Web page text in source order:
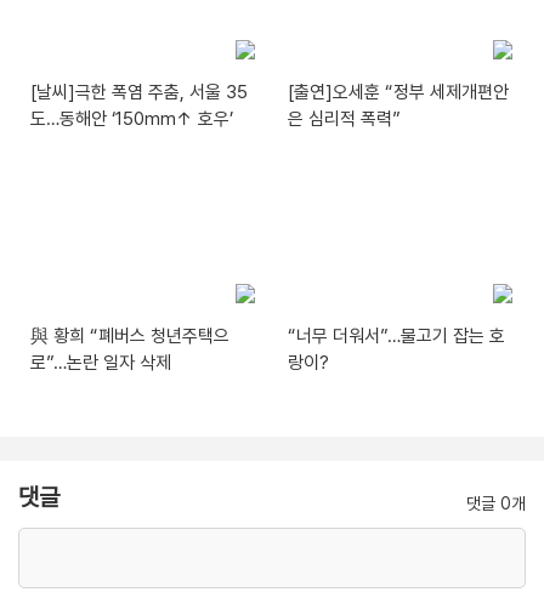
[날씨]극한 폭염 주춤, 서울 35
도…동해안 ‘150mm↑ 호우’
[출연]오세훈 “정부 세제개편안
은 심리적 폭력”
與 황희 “폐버스 청년주택으
로”…논란 일자 삭제
“너무 더워서”…물고기 잡는 호
랑이?
댓글 댓글 0개